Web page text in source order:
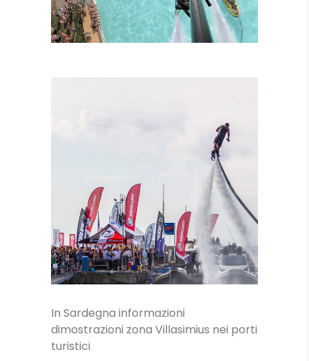
LEZIONI
In Sardegna informazioni
dimostrazioni zona Villasimius nei porti
turistici